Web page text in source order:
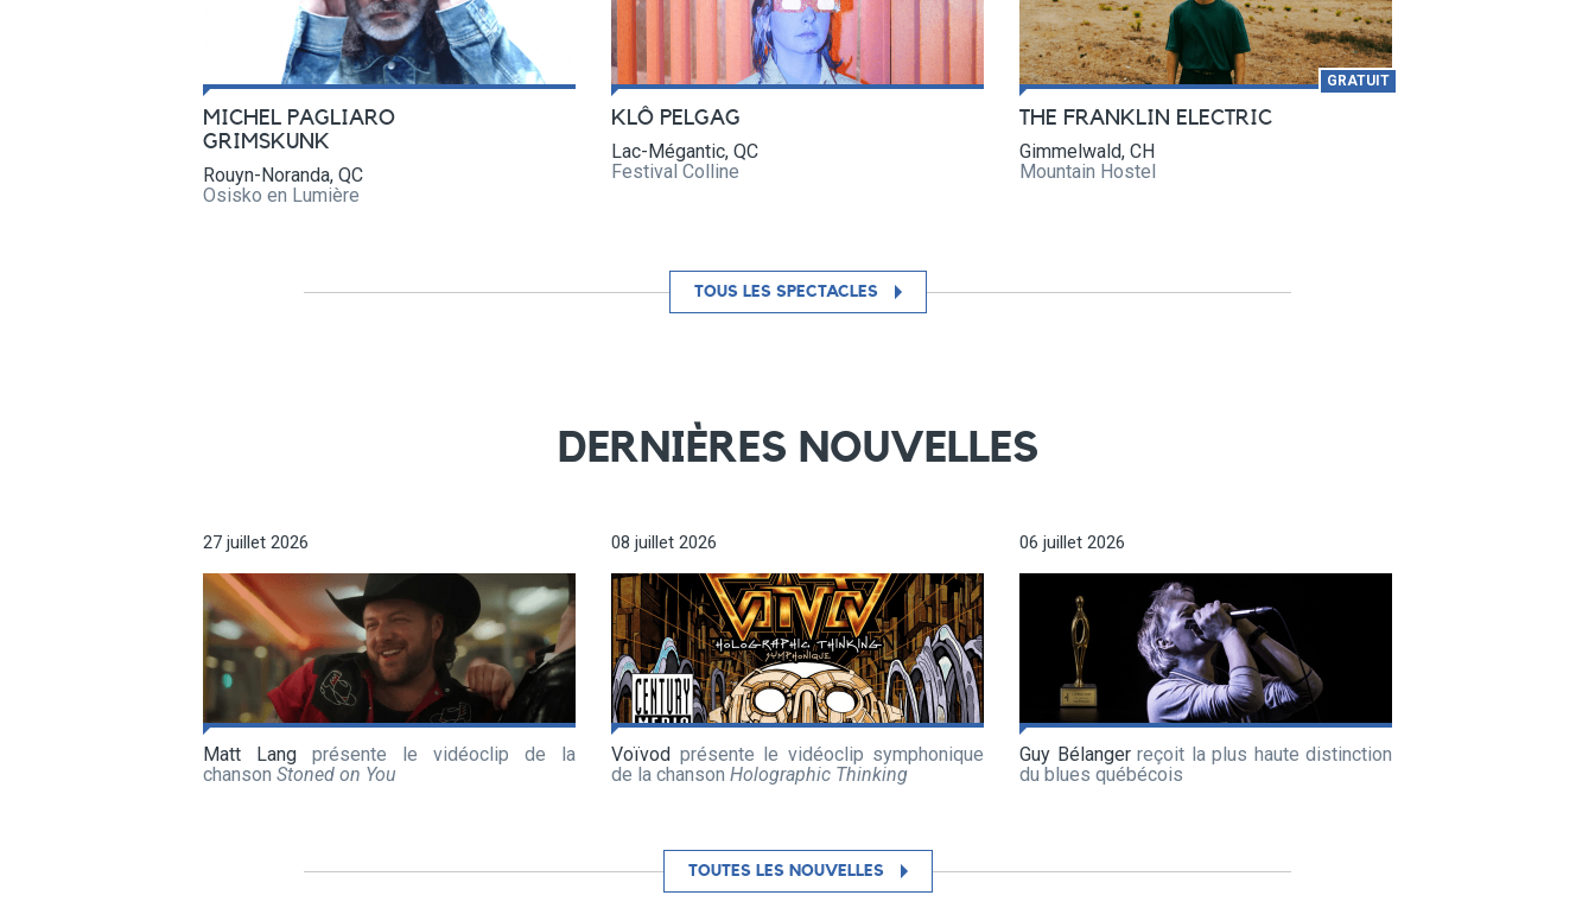
MICHEL PAGLIARO
GRIMSKUNK
Rouyn-Noranda, QC
Osisko en Lumière
KLÔ PELGAG
Lac-Mégantic, QC
Festival Colline
GRATUIT
THE FRANKLIN ELECTRIC
Gimmelwald, CH
Mountain Hostel
TOUS LES SPECTACLES
DERNIÈRES NOUVELLES
27 juillet 2026
Matt Lang présente le vidéoclip de la
chanson Stoned on You
08 juillet 2026
Voïvod présente le vidéoclip symphonique
de la chanson Holographic Thinking
06 juillet 2026
Guy Bélangerreçoit la plus haute distinction
du blues québécois
TOUTES LES NOUVELLES